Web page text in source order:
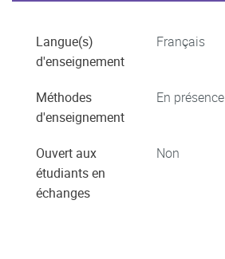
Langue(s)
d'enseignement
Français
Méthodes
d'enseignement
En présence
Ouvert aux
étudiants en
échanges
Non